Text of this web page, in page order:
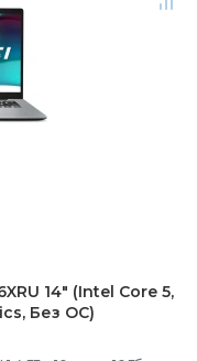
14" (Intel Core 5,
Без ОС)